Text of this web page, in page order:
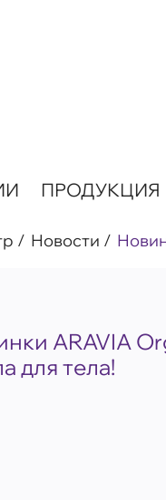
ПРОДУКЦИЯ
Новости
ARAVIA
для тела!